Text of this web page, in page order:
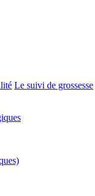
Le suivi de grossesse